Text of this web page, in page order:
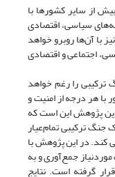
از سایر کشورها با
سیاسی، اقتصادی
با آن‌ها روبرو خواهد
اجتماعی و اقتصادی
ترکیبی را رغم خواهد
هر درجه از امنیت و
پژوهش این است که
جنگ ترکیبی تمام‌عیار
کند. در این پژوهش با
جمع‌آوری و به
گرفته است. نتایج